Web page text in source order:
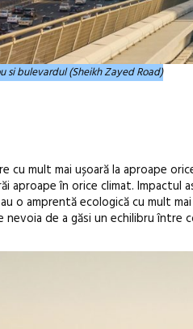
si bulevardul (Sheikh Zayed Road)
cu mult mai ușoară la aproape
aproape în orice climat. Impactul
o amprentă ecologică cu mult
nevoia de a găsi un echilibru